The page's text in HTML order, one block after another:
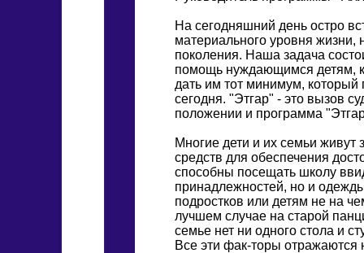
На сегодняшний день остро
материального уровня жизни,
поколения. Наша задача
помощь нуждающимся детям,
дать им тот минимум, который
сегодня. "Этгар" - это вызов
положении и программа
Многие дети и их семьи живут
средств для обеспечения
способны посещать школу
принадлежностей, но и
подростков или детям не на
лучшем случае на старой
семье нет ни одного стола и
Все эти фак-торы отражаются